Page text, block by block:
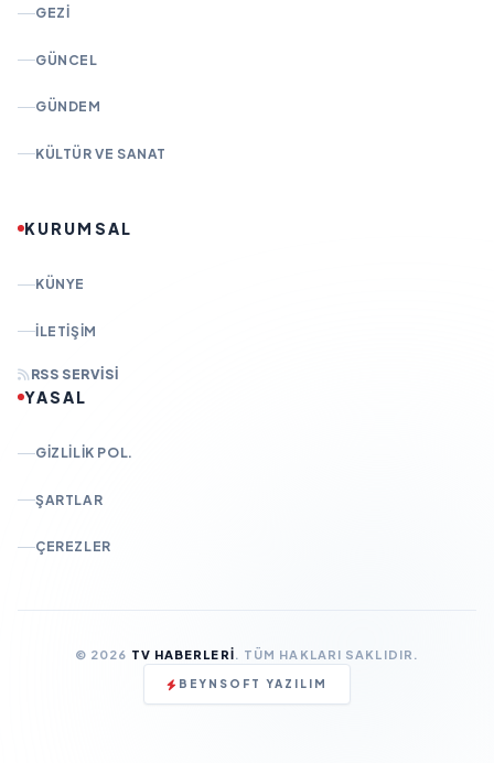
GEZI
GÜNCEL
GÜNDEM
KÜLTÜR VE SANAT
KURUMSAL
KÜNYE
İLETIŞIM
RSS SERVISI
YASAL
GIZLILIK POL.
ŞARTLAR
ÇEREZLER
© 2026 TV HABERLERI. TÜM HAKLARI SAKLIDIR.
BEYNSOFT YAZILIM